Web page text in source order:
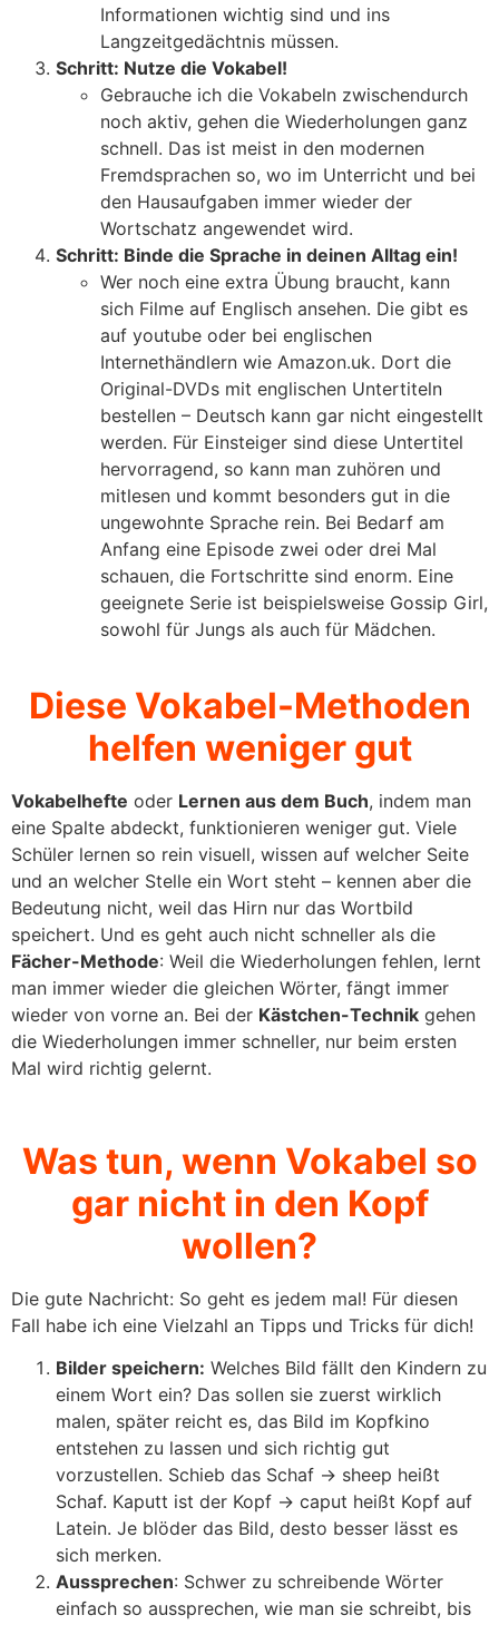
Informationen wichtig sind und ins
Langzeitgedächtnis müssen.
Schritt: Nutze die Vokabel!
Gebrauche ich die Vokabeln zwischendurch
noch aktiv, gehen die Wiederholungen ganz
schnell. Das ist meist in den modernen
Fremdsprachen so, wo im Unterricht und bei
den Hausaufgaben immer wieder der
Wortschatz angewendet wird.
Schritt: Binde die Sprache in deinen Alltag ein!
Wer noch eine extra Übung braucht, kann
sich Filme auf Englisch ansehen. Die gibt es
auf youtube oder bei englischen
Internethändlern wie Amazon.uk. Dort die
Original-DVDs mit englischen Untertiteln
bestellen – Deutsch kann gar nicht eingestellt
werden. Für Einsteiger sind diese Untertitel
hervorragend, so kann man zuhören und
mitlesen und kommt besonders gut in die
ungewohnte Sprache rein. Bei Bedarf am
Anfang eine Episode zwei oder drei Mal
schauen, die Fortschritte sind enorm. Eine
geeignete Serie ist beispielsweise Gossip Girl,
sowohl für Jungs als auch für Mädchen.
Diese Vokabel-Methoden
helfen weniger gut
Vokabelhefte oder Lernen aus dem Buch, indem man
eine Spalte abdeckt, funktionieren weniger gut. Viele
Schüler lernen so rein visuell, wissen auf welcher Seite
und an welcher Stelle ein Wort steht – kennen aber die
Bedeutung nicht, weil das Hirn nur das Wortbild
speichert. Und es geht auch nicht schneller als die
Fächer-Methode: Weil die Wiederholungen fehlen, lernt
man immer wieder die gleichen Wörter, fängt immer
wieder von vorne an. Bei der Kästchen-Technik gehen
die Wiederholungen immer schneller, nur beim ersten
Mal wird richtig gelernt.
Was tun, wenn Vokabel so
gar nicht in den Kopf
wollen?
Die gute Nachricht: So geht es jedem mal! Für diesen
Fall habe ich eine Vielzahl an Tipps und Tricks für dich!
Bilder speichern: Welches Bild fällt den Kindern zu
einem Wort ein? Das sollen sie zuerst wirklich
malen, später reicht es, das Bild im Kopfkino
entstehen zu lassen und sich richtig gut
vorzustellen. Schieb das Schaf -> sheep heißt
Schaf. Kaputt ist der Kopf -> caput heißt Kopf auf
Latein. Je blöder das Bild, desto besser lässt es
sich merken.
Aussprechen: Schwer zu schreibende Wörter
einfach so aussprechen, wie man sie schreibt, bis